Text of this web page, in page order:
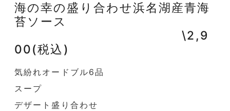
海の幸の盛り合わせ浜名湖産青海
苔ソース
\2,9
00(税込)
気紛れオードブル6品
スープ
デザート盛り合わせ